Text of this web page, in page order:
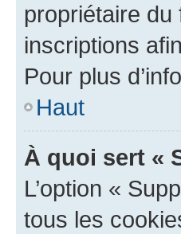
propriétaire
inscriptions
Pour plus
Haut
À quoi sert «
L’option «
tous les